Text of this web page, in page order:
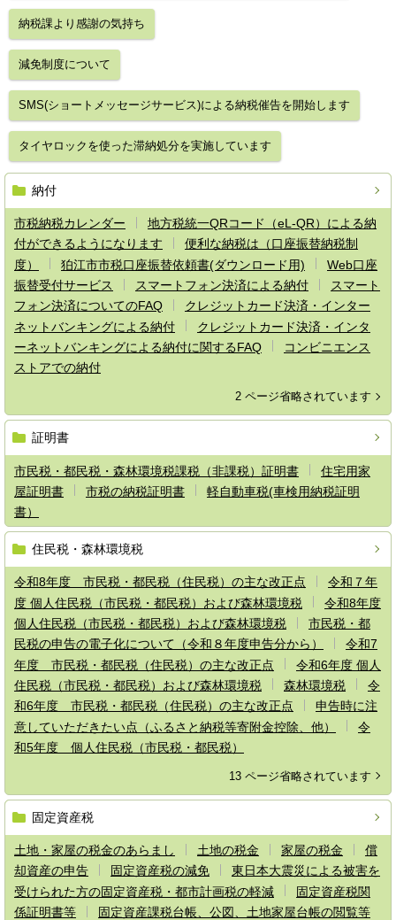
納税課より感謝の気持ち
減免制度について
SMS(ショートメッセージサービス)による納税催告を開始します
タイヤロックを使った滞納処分を実施しています
納付
市税納税カレンダー
地方税統一QRコード（eL-QR）による納
付ができるようになります
便利な納税は（口座振替納税制
度）
狛江市市税口座振替依頼書(ダウンロード用)
Web口座
振替受付サービス
スマートフォン決済による納付
スマート
フォン決済についてのFAQ
クレジットカード決済・インター
ネットバンキングによる納付
クレジットカード決済・インタ
ーネットバンキングによる納付に関するFAQ
コンビニエンス
ストアでの納付
2 ページ省略されています
証明書
市民税・都民税・森林環境税課税（非課税）証明書
住宅用家
屋証明書
市税の納税証明書
軽自動車税(車検用納税証明
書）
住民税・森林環境税
令和8年度 市民税・都民税（住民税）の主な改正点
令和７年
度 個人住民税（市民税・都民税）および森林環境税
令和8年度
個人住民税（市民税・都民税）および森林環境税
市民税・都
民税の申告の電子化について（令和８年度申告分から）
令和7
年度 市民税・都民税（住民税）の主な改正点
令和6年度 個人
住民税（市民税・都民税）および森林環境税
森林環境税
令
和6年度 市民税・都民税（住民税）の主な改正点
申告時に注
意していただきたい点（ふるさと納税等寄附金控除、他）
令
和5年度 個人住民税（市民税・都民税）
13 ページ省略されています
固定資産税
土地・家屋の税金のあらまし 土地の税金 家屋の税金
償
却資産の申告
固定資産税の減免
東日本大震災による被害を
受けられた方の固定資産税・都市計画税の軽減
固定資産税関
係証明書等
固定資産課税台帳、公図、土地家屋台帳の閲覧等